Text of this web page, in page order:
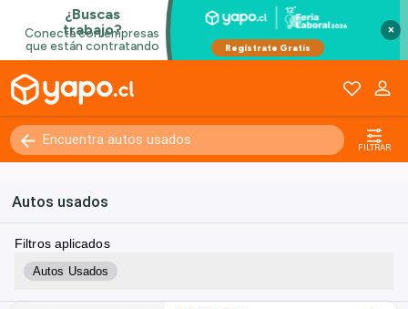
×
FILTRAR
Autos usados
Filtros aplicados
Autos Usados